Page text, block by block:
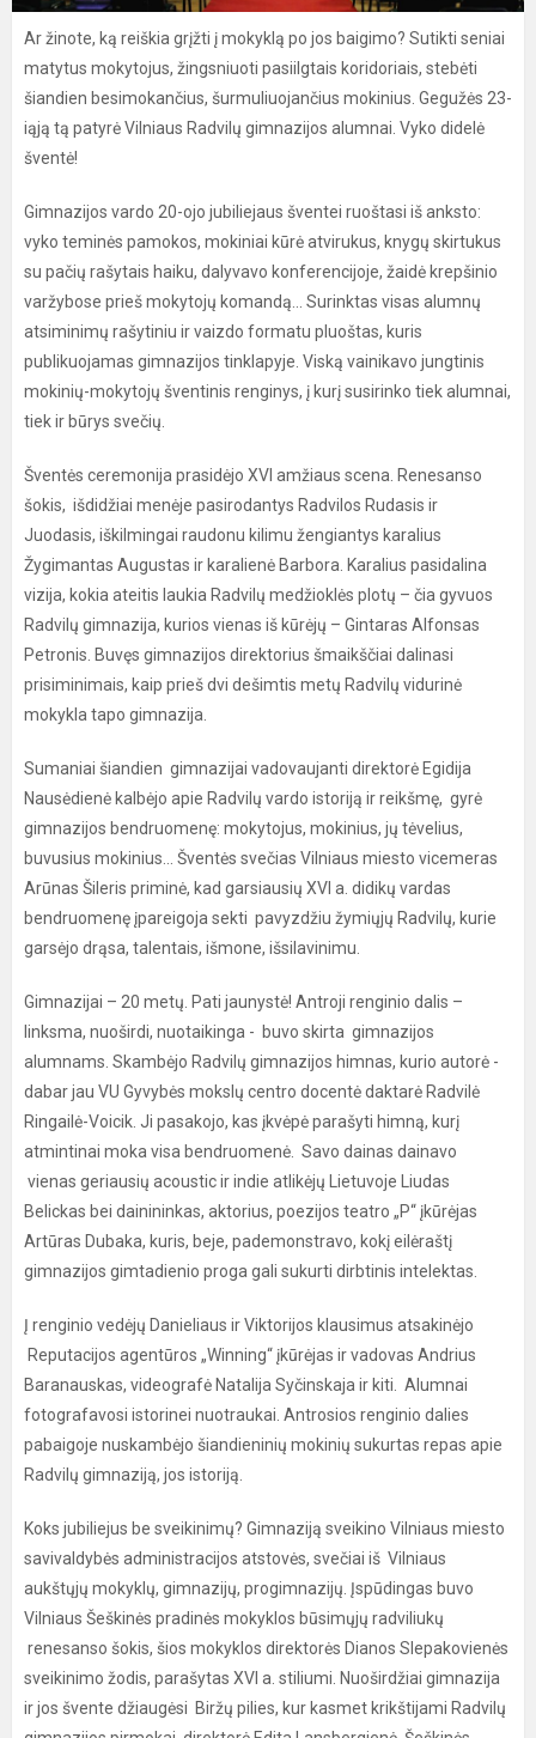
Ar žinote, ką reiškia grįžti į mokyklą po jos baigimo? Sutikti seniai
matytus mokytojus, žingsniuoti pasiilgtais koridoriais, stebėti
šiandien besimokančius, šurmuliuojančius mokinius. Gegužės 23-
iąją tą patyrė Vilniaus Radvilų gimnazijos alumnai. Vyko didelė
šventė!
Gimnazijos vardo 20-ojo jubiliejaus šventei ruoštasi iš anksto:
vyko teminės pamokos, mokiniai kūrė atvirukus, knygų skirtukus
su pačių rašytais haiku, dalyvavo konferencijoje, žaidė krepšinio
varžybose prieš mokytojų komandą... Surinktas visas alumnų
atsiminimų rašytiniu ir vaizdo formatu pluoštas, kuris
publikuojamas gimnazijos tinklapyje. Viską vainikavo jungtinis
mokinių-mokytojų šventinis renginys, į kurį susirinko tiek alumnai,
tiek ir būrys svečių.
Šventės ceremonija prasidėjo XVI amžiaus scena. Renesanso
šokis, išdidžiai menėje pasirodantys Radvilos Rudasis ir
Juodasis, iškilmingai raudonu kilimu žengiantys karalius
Žygimantas Augustas ir karalienė Barbora. Karalius pasidalina
vizija, kokia ateitis laukia Radvilų medžioklės plotų – čia gyvuos
Radvilų gimnazija, kurios vienas iš kūrėjų – Gintaras Alfonsas
Petronis. Buvęs gimnazijos direktorius šmaikščiai dalinasi
prisiminimais, kaip prieš dvi dešimtis metų Radvilų vidurinė
mokykla tapo gimnazija.
Sumaniai šiandien gimnazijai vadovaujanti direktorė Egidija
Nausėdienė kalbėjo apie Radvilų vardo istoriją ir reikšmę, gyrė
gimnazijos bendruomenę: mokytojus, mokinius, jų tėvelius,
buvusius mokinius... Šventės svečias Vilniaus miesto vicemeras
Arūnas Šileris priminė, kad garsiausių XVI a. didikų vardas
bendruomenę įpareigoja sekti pavyzdžiu žymiųjų Radvilų, kurie
garsėjo drąsa, talentais, išmone, išsilavinimu.
Gimnazijai – 20 metų. Pati jaunystė! Antroji renginio dalis –
linksma, nuoširdi, nuotaikinga - buvo skirta gimnazijos
alumnams. Skambėjo Radvilų gimnazijos himnas, kurio autorė -
dabar jau VU Gyvybės mokslų centro docentė daktarė Radvilė
Ringailė-Voicik. Ji pasakojo, kas įkvėpė parašyti himną, kurį
atmintinai moka visa bendruomenė. Savo dainas dainavo
vienas geriausių acoustic ir indie atlikėjų Lietuvoje Liudas
Belickas bei dainininkas, aktorius, poezijos teatro „P“ įkūrėjas
Artūras Dubaka, kuris, beje, pademonstravo, kokį eilėraštį
gimnazijos gimtadienio proga gali sukurti dirbtinis intelektas.
Į renginio vedėjų Danieliaus ir Viktorijos klausimus atsakinėjo
Reputacijos agentūros „Winning“ įkūrėjas ir vadovas Andrius
Baranauskas, videografė Natalija Syčinskaja ir kiti. Alumnai
fotografavosi istorinei nuotraukai. Antrosios renginio dalies
pabaigoje nuskambėjo šiandieninių mokinių sukurtas repas apie
Radvilų gimnaziją, jos istoriją.
Koks jubiliejus be sveikinimų? Gimnaziją sveikino Vilniaus miesto
savivaldybės administracijos atstovės, svečiai iš Vilniaus
aukštųjų mokyklų, gimnazijų, progimnazijų. Įspūdingas buvo
Vilniaus Šeškinės pradinės mokyklos būsimųjų radviliukų
renesanso šokis, šios mokyklos direktorės Dianos Slepakovienės
sveikinimo žodis, parašytas XVI a. stiliumi. Nuoširdžiai gimnazija
ir jos švente džiaugėsi Biržų pilies, kur kasmet krikštijami Radvilų